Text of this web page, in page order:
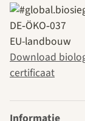
DE‑ÖKO‑037
EU-landbouw
Download
certificaat